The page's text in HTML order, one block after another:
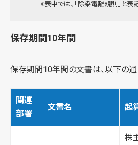
※表中では、「除染電離規則」と表
保存期間10年間
保存期間10年間の文書は、以下の通
関連
部署
文書名 起
株